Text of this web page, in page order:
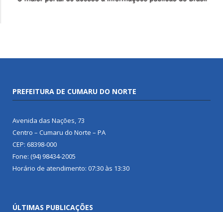
PREFEITURA DE CUMARU DO NORTE
Avenida das Nações, 73
Centro – Cumaru do Norte – PA
CEP: 68398-000
Fone: (94) 98434-2005
Horário de atendimento: 07:30 às 13:30
ÚLTIMAS PUBLICAÇÕES